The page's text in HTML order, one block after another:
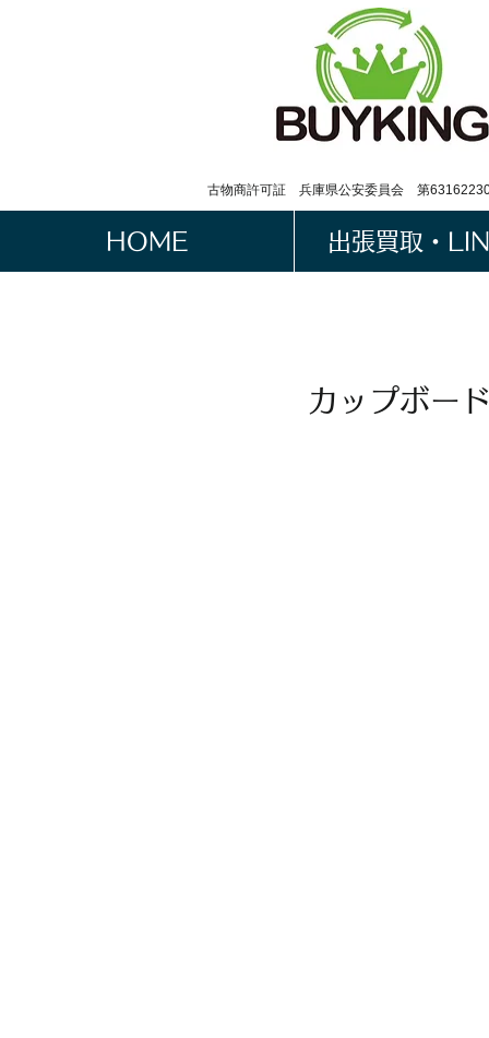
古物商許可証 兵庫県公安委員会 第
HOME 出張買取・
カップボー